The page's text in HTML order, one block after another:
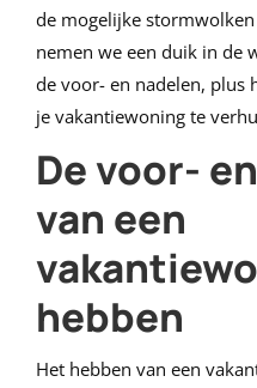
de mogelijke
nemen we een duik in de
de voor- en nadelen, plus
je vakantiewoning te
De voor-
van een
hebben
Het hebben van een